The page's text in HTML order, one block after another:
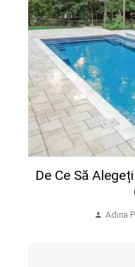
De Ce Să
Adina